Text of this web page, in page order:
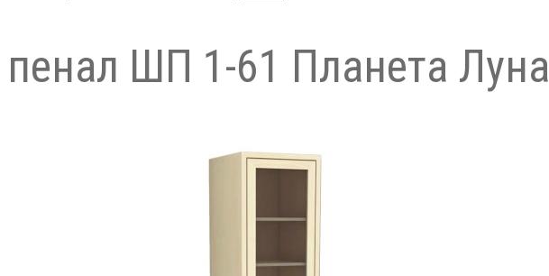
пенал ШП 1-61 Планета Луна